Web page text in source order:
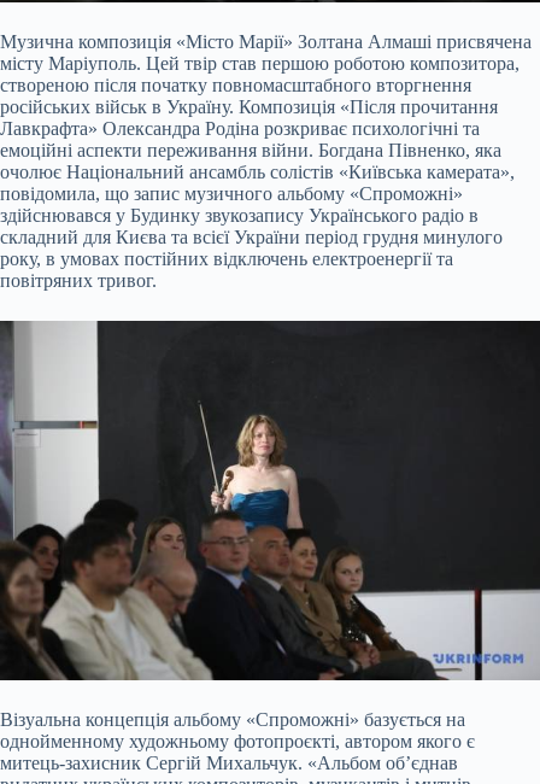
Музична композиція «Місто Марії» Золтана Алмаші присвячена
місту Маріуполь. Цей твір став першою роботою композитора,
створеною після початку повномасштабного вторгнення
російських військ в Україну. Композиція «Після прочитання
Лавкрафта» Олександра Родіна розкриває психологічні та
емоційні аспекти переживання війни. Богдана Півненко, яка
очолює Національний ансамбль солістів «Київська камерата»,
повідомила, що запис музичного альбому «Спроможні»
здійснювався у Будинку звукозапису Українського радіо в
складний для Києва та всієї України період грудня минулого
року, в умовах постійних відключень електроенергії та
повітряних тривог.
Візуальна концепція альбому «Спроможні» базується на
однойменному художньому фотопроєкті, автором якого є
митець-захисник Сергій Михальчук. «Альбом об’єднав